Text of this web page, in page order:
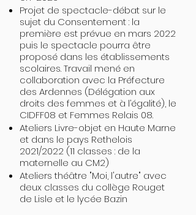
Projet de spectacle-débat sur le
sujet du Consentement : la
première est prévue en mars 2022
puis le spectacle pourra être
proposé dans les établissements
scolaires. Travail mené en
collaboration avec la Préfecture
des Ardennes (Délégation aux
droits des femmes et à l’égalité), le
CIDFF08 et Femmes Relais 08.
Ateliers Livre-objet en Haute Marne
et dans le pays Rethelois
2021/2022 (11 classes : de la
maternelle au CM2)
Ateliers théâtre "Moi, l'autre" avec
deux classes du collège Rouget
de Lisle et le lycée Bazin